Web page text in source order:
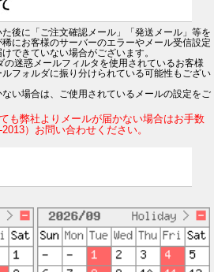
後に「ご注文確認メール」「発送メール」等を
にお客様のサーバーのエラーやメール受信設定
できていない場合がございます。
迷惑メールフィルタを使用されているお客様
フォルダに振り分けられている可能性もござい
い場合は、ご使用されているメールの設定をご
も弊社よりメールが届かない場合はお手数
）お問い合わせください。